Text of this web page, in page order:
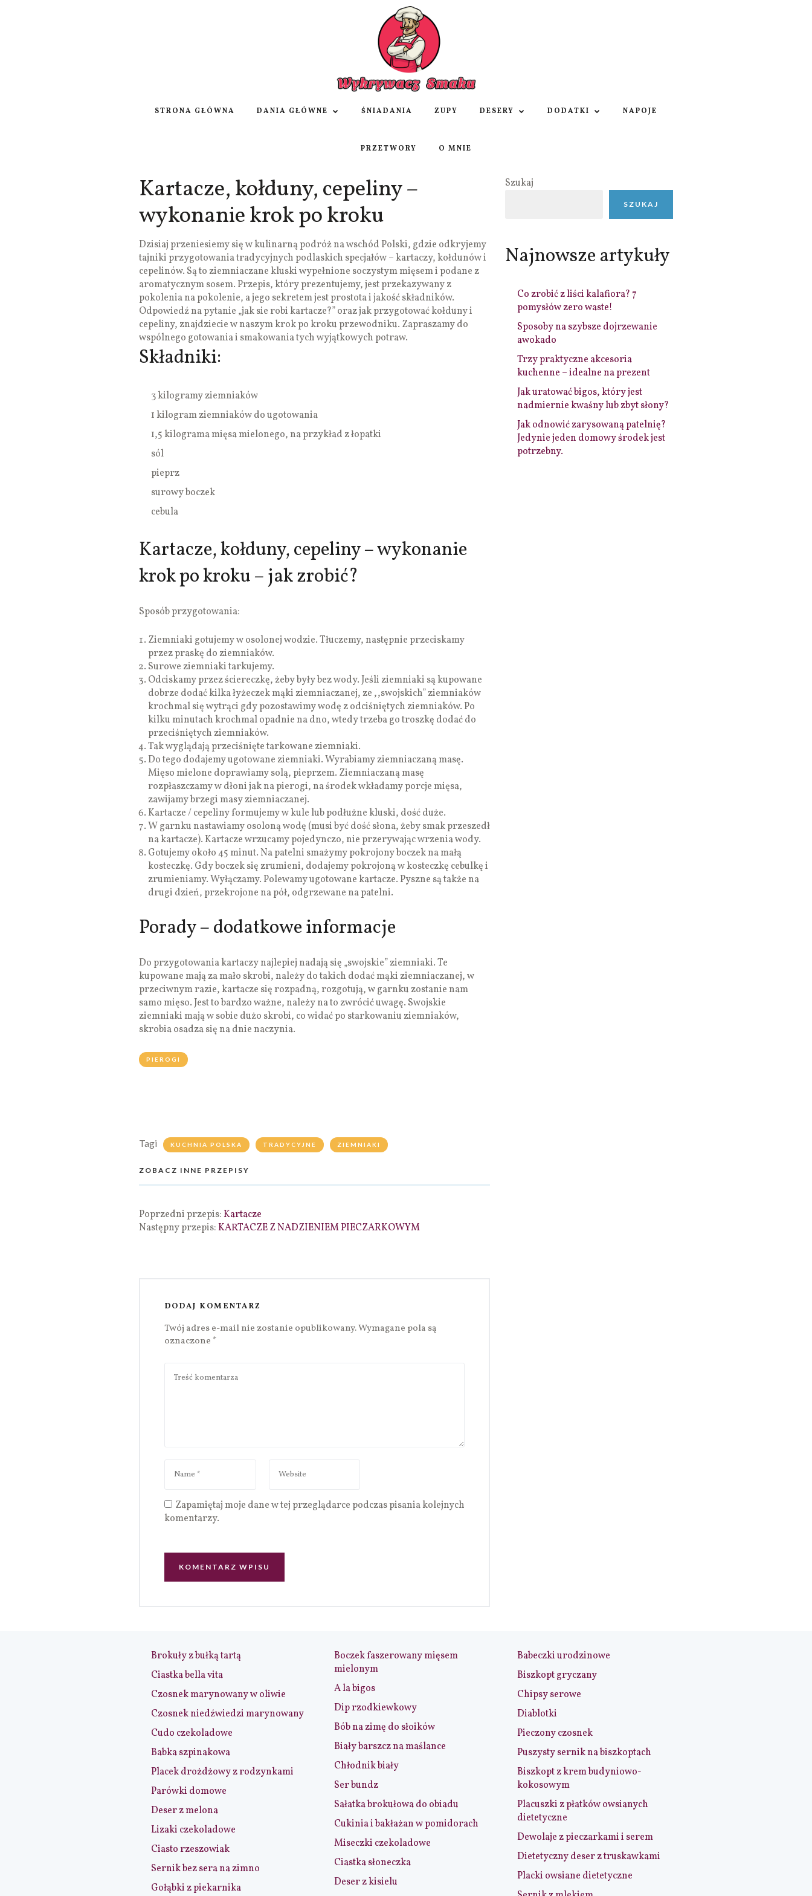
STRONA GŁÓWNA DANIA GŁÓWNE ŚNIADANIA ZUPY DESERY DODATKI NAPOJE
PRZETWORY O MNIE
Kartacze, kołduny, cepeliny –
wykonanie krok po kroku
Dzisiaj przeniesiemy się w kulinarną podróż na wschód Polski, gdzie odkryjemy
tajniki przygotowania tradycyjnych podlaskich specjałów – kartaczy, kołdunów i
cepelinów. Są to ziemniaczane kluski wypełnione soczystym mięsem i podane z
aromatycznym sosem. Przepis, który prezentujemy, jest przekazywany z
pokolenia na pokolenie, a jego sekretem jest prostota i jakość składników.
Odpowiedź na pytanie „jak sie robi kartacze?” oraz jak przygotować kołduny i
cepeliny, znajdziecie w naszym krok po kroku przewodniku. Zapraszamy do
wspólnego gotowania i smakowania tych wyjątkowych potraw.
Składniki:
3 kilogramy ziemniaków
1 kilogram ziemniaków do ugotowania
1,5 kilograma mięsa mielonego, na przykład z łopatki
sól
pieprz
surowy boczek
cebula
Kartacze, kołduny, cepeliny – wykonanie
krok po kroku – jak zrobić?
Sposób przygotowania:
Ziemniaki gotujemy w osolonej wodzie. Tłuczemy, następnie przeciskamy
przez praskę do ziemniaków.
Surowe ziemniaki tarkujemy.
Odciskamy przez ściereczkę, żeby były bez wody. Jeśli ziemniaki są kupowane
dobrze dodać kilka łyżeczek mąki ziemniaczanej, ze ,,swojskich” ziemniaków
krochmal się wytrąci gdy pozostawimy wodę z odciśniętych ziemniaków. Po
kilku minutach krochmal opadnie na dno, wtedy trzeba go troszkę dodać do
przeciśniętych ziemniaków.
Tak wyglądają przeciśnięte tarkowane ziemniaki.
Do tego dodajemy ugotowane ziemniaki. Wyrabiamy ziemniaczaną masę.
Mięso mielone doprawiamy solą, pieprzem. Ziemniaczaną masę
rozpłaszczamy w dłoni jak na pierogi, na środek wkładamy porcje mięsa,
zawijamy brzegi masy ziemniaczanej.
Kartacze / cepeliny formujemy w kule lub podłużne kluski, dość duże.
W garnku nastawiamy osoloną wodę (musi być dość słona, żeby smak przeszedł
na kartacze). Kartacze wrzucamy pojedynczo, nie przerywając wrzenia wody.
Gotujemy około 45 minut. Na patelni smażymy pokrojony boczek na małą
kosteczkę. Gdy boczek się zrumieni, dodajemy pokrojoną w kosteczkę cebulkę i
zrumieniamy. Wyłączamy. Polewamy ugotowane kartacze. Pyszne są także na
drugi dzień, przekrojone na pół, odgrzewane na patelni.
Porady – dodatkowe informacje
Do przygotowania kartaczy najlepiej nadają się „swojskie” ziemniaki. Te
kupowane mają za mało skrobi, należy do takich dodać mąki ziemniaczanej, w
przeciwnym razie, kartacze się rozpadną, rozgotują, w garnku zostanie nam
samo mięso. Jest to bardzo ważne, należy na to zwrócić uwagę. Swojskie
ziemniaki mają w sobie dużo skrobi, co widać po starkowaniu ziemniaków,
skrobia osadza się na dnie naczynia.
PIEROGI
Tagi KUCHNIA POLSKA TRADYCYJNE ZIEMNIAKI
ZOBACZ INNE PRZEPISY
Poprzedni przepis:Kartacze
Następny przepis:KARTACZE Z NADZIENIEM PIECZARKOWYM
DODAJ KOMENTARZ
Twój adres e-mail nie zostanie opublikowany.Wymagane pola są
oznaczone *
Zapamiętaj moje dane w tej przeglądarce podczas pisania kolejnych
komentarzy.
Szukaj
SZUKAJ
Najnowsze artykuły
Co zrobić z liści kalafiora? 7
pomysłów zero waste!
Sposoby na szybsze dojrzewanie
awokado
Trzy praktyczne akcesoria
kuchenne – idealne na prezent
Jak uratować bigos, który jest
nadmiernie kwaśny lub zbyt słony?
Jak odnowić zarysowaną patelnię?
Jedynie jeden domowy środek jest
potrzebny.
Brokuły z bułką tartą
Ciastka bella vita
Czosnek marynowany w oliwie
Czosnek niedźwiedzi marynowany
Cudo czekoladowe
Babka szpinakowa
Placek drożdżowy z rodzynkami
Parówki domowe
Deser z melona
Lizaki czekoladowe
Ciasto rzeszowiak
Sernik bez sera na zimno
Gołąbki z piekarnika
Boczek faszerowany mięsem
mielonym
A la bigos
Dip rzodkiewkowy
Bób na zimę do słoików
Biały barszcz na maślance
Chłodnik biały
Ser bundz
Sałatka brokułowa do obiadu
Cukinia i bakłażan w pomidorach
Miseczki czekoladowe
Ciastka słoneczka
Deser z kisielu
Babeczki urodzinowe
Biszkopt gryczany
Chipsy serowe
Diablotki
Pieczony czosnek
Puszysty sernik na biszkoptach
Biszkopt z krem budyniowo-
kokosowym
Placuszki z płatków owsianych
dietetyczne
Dewolaje z pieczarkami i serem
Dietetyczny deser z truskawkami
Placki owsiane dietetyczne